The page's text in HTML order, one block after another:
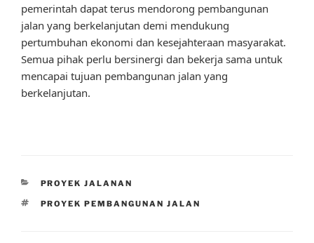
pemerintah dapat terus mendorong pembangunan
jalan yang berkelanjutan demi mendukung
pertumbuhan ekonomi dan kesejahteraan masyarakat.
Semua pihak perlu bersinergi dan bekerja sama untuk
mencapai tujuan pembangunan jalan yang
berkelanjutan.
CATEGORIES
PROYEK JALANAN
TAGS
PROYEK PEMBANGUNAN JALAN